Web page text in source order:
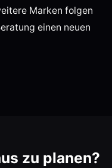
Marken folgen
einen neuen
zu planen?